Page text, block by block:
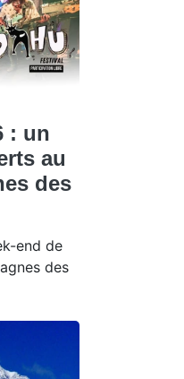
: un
au
des
end de
des